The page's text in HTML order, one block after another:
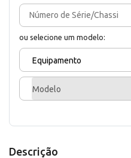
ou selecione um modelo:
Equipamento
Modelo
Descrição